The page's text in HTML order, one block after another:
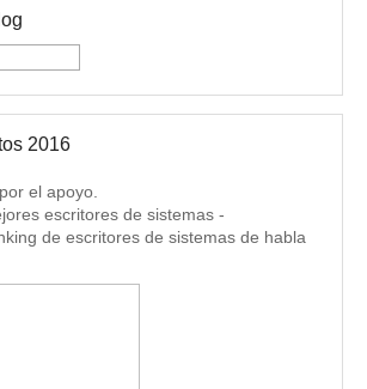
2016
el apoyo.
escritores de sistemas -
de escritores de sistemas de habla